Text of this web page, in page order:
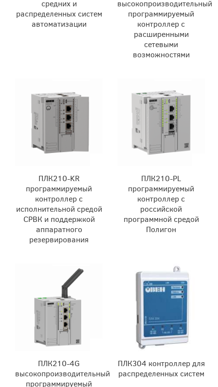
средних и
распределенных систем
автоматизации
высокопроизводительный
программируемый
контроллер с
расширенными
сетевыми
возможностями
ПЛК210-KR
программируемый
контроллер с
исполнительной средой
СРВК и поддержкой
аппаратного
резервирования
ПЛК210-PL
программируемый
контроллер с
российской
программной средой
Полигон
ПЛК210-4G
высокопроизводительный
программируемый
ПЛК304 контроллер для
распределенных систем